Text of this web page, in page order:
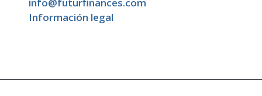
Información legal